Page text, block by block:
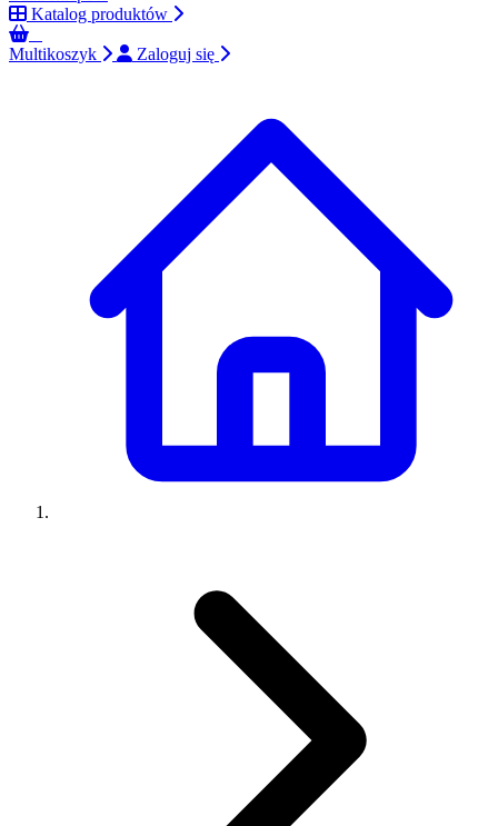
Katalog produktów
Multikoszyk
Zaloguj się